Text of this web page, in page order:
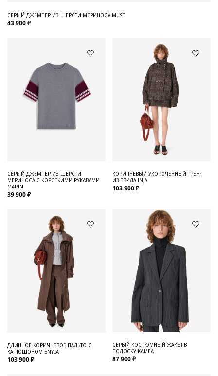
СЕРЫЙ ДЖЕМПЕР ИЗ ШЕРСТИ МЕРИНОСА MUSE
43 900 ₽
СЕРЫЙ ДЖЕМПЕР ИЗ ШЕРСТИ
МЕРИНОСА С КОРОТКИМИ РУКАВАМИ
MARIN
39 900 ₽
КОРИЧНЕВЫЙ УКОРОЧЕННЫЙ ТРЕНЧ
ИЗ ТВИДА INJA
103 900 ₽
ДЛИННОЕ КОРИЧНЕВОЕ ПАЛЬТО С
КАПЮШОНОМ ENYLA
103 900 ₽
СЕРЫЙ КОСТЮМНЫЙ ЖАКЕТ В
ПОЛОСКУ KAMEA
87 900 ₽